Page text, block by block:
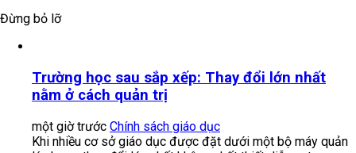
Đừng bỏ lỡ
Trường học sau sắp xếp: Thay đổi lớn nhất
nằm ở cách quản trị
một giờ trước Chính sách giáo dục
Khi nhiều cơ sở giáo dục được đặt dưới một bộ máy quản